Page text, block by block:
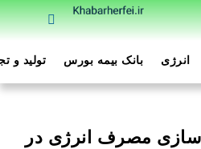
انرژی بانک بیمه بورس تولید و
سازی مصرف انرژی در